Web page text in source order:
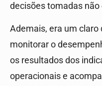
decisões tomadas
Ademais, era um
monitorar o
os resultados dos
operacionais e